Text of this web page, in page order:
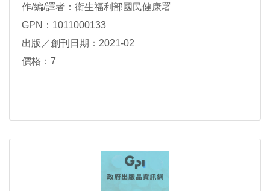
作/編/譯者：衛生福利部國民健康署
GPN：1011000133
出版／創刊日期：2021-02
價格：7